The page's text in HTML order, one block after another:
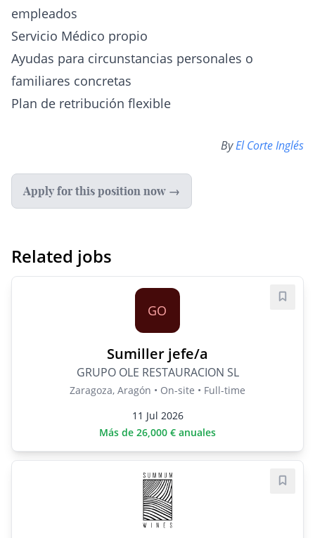
empleados
Servicio Médico propio
Ayudas para circunstancias personales o
familiares concretas
Plan de retribución flexible
ByEl Corte Inglés
Apply for this position now →
Related jobs
GO
Sumiller jefe/a
GRUPO OLE RESTAURACION SL
Zaragoza, Aragón • On-site • Full-time
11 Jul 2026
Más de 26,000 € anuales
Save
Save